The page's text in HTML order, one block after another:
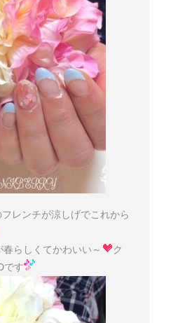
レンチが涼しげでこれから
らしくてかわいい～
ク
です